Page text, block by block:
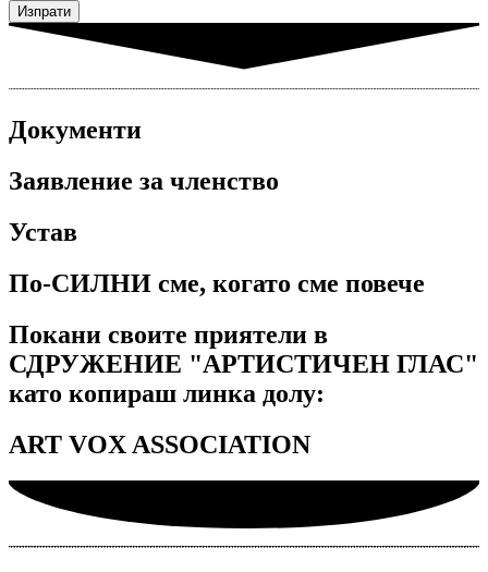
Изпрати
Документи
Заявление за членство
Устав
По-СИЛНИ сме, когато сме повече
Покани своите приятели в
СДРУЖЕНИЕ "АРТИСТИЧЕН ГЛАС"
като копираш линка долу:
ART VOX ASSOCIATION